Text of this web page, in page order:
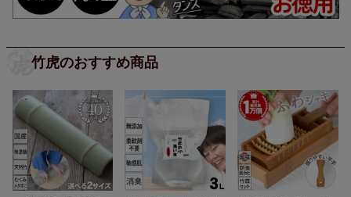
竹虎のおすすめ商品